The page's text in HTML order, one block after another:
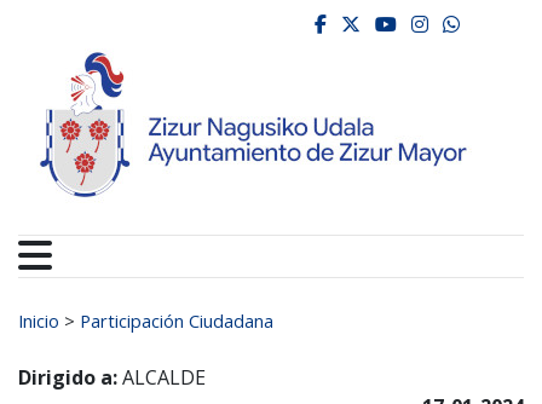
Ayuntamiento de
facebook
twitter
youtube
Buscar:
Inicio > Participación Ciudadana
Dirigido a:ALCALDE